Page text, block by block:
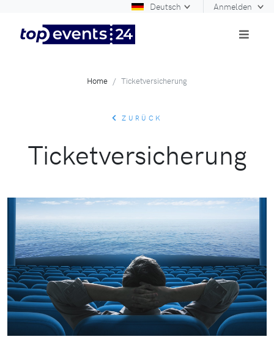
Deutsch Anmelden
Home Ticketversicherung
ZURÜCK
Ticketversicherung